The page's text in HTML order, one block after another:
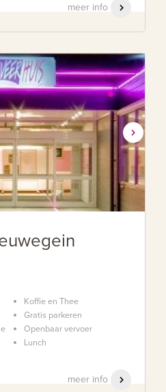
meer info
Koffie en Thee
Gratis parkeren
Openbaar vervoer
Lunch
meer info